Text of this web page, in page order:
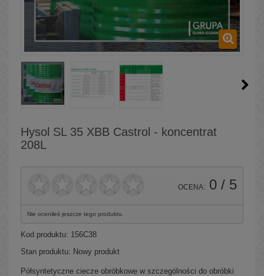
Hysol SL 35 XBB Castrol - koncentrat
208L
OCENA: 0 / 5
Nie oceniłeś jeszcze tego produktu.
Kod produktu: 156C38
Stan produktu: Nowy produkt
Półsyntetyczne ciecze obróbkowe w szczególności do obróbki